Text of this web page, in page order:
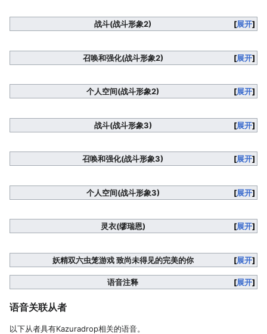
展开
战斗(战斗形象2)
展开
召唤和强化(战斗形象2)
展开
个人空间(战斗形象2)
展开
战斗(战斗形象3)
展开
召唤和强化(战斗形象3)
展开
个人空间(战斗形象3)
展开
灵衣(缪瑞恩)
展开
妖精双六虫笼游戏 致尚未得见的完美的你
展开
语音注释
语音关联从者
以下从者具有Kazuradrop相关的语音。